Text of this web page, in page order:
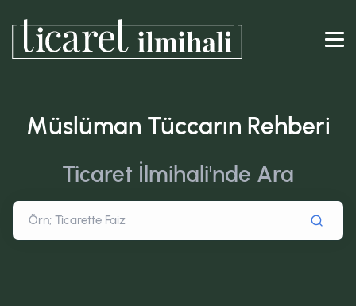
Müslüman Tüccarın Rehberi
Ticaret İlmihali'nde Ara